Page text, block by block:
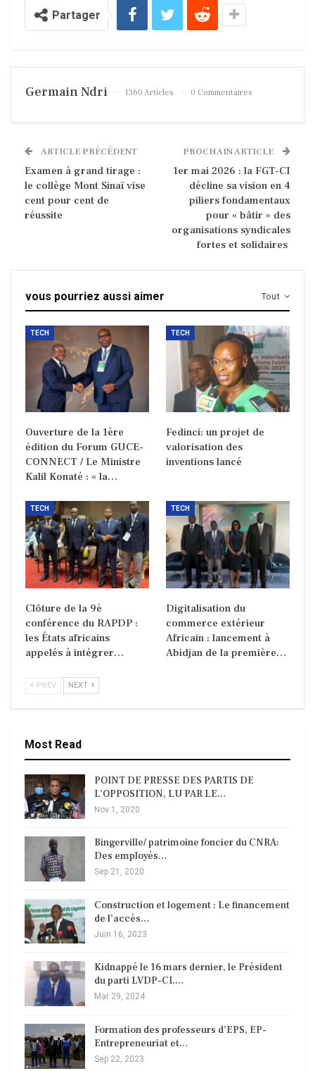
Partager
Germain Ndri 1360 Articles 0 Commentaires
ARTICLE PRÉCÉDENT
Examen à grand tirage :
le collège Mont Sinaï vise
cent pour cent de
réussite
PROCHAIN ARTICLE
1er mai 2026 : la FGT-CI
décline sa vision en 4
piliers fondamentaux
pour « bâtir » des
organisations syndicales
fortes et solidaires
Tout
vous pourriez aussi aimer
TECH
Ouverture de la 1ère
édition du Forum GUCE-
CONNECT / Le Ministre
Kalil Konaté : « la…
TECH
Fedinci: un projet de
valorisation des
inventions lancé
TECH
Clôture de la 9è
conférence du RAPDP :
les États africains
appelés à intégrer…
TECH
Digitalisation du
commerce extérieur
Africain : lancement à
Abidjan de la première…
PREV NEXT
Most Read
POINT DE PRESSE DES PARTIS DE
L’OPPOSITION, LU PAR LE…
Nov 1, 2020
Bingerville/ patrimoine foncier du CNRA:
Des employés…
Sep 21, 2020
Construction et logement : Le financement
de l’accès…
Juin 16, 2023
Kidnappé le 16 mars dernier, le Président
du parti LVDP-CI,…
Mar 29, 2024
Formation des professeurs d’EPS, EP-
Entrepreneuriat et…
Sep 22, 2023